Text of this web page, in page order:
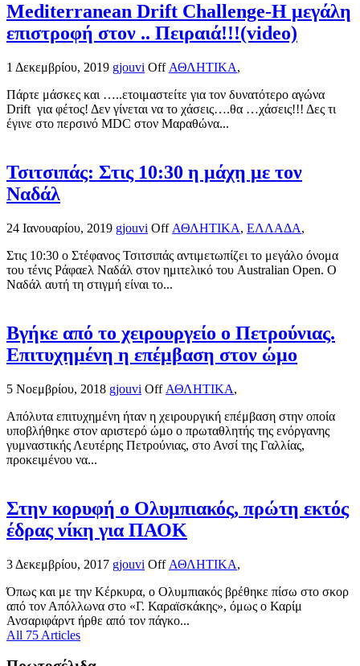
Mediterranean Drift Challenge-Η μεγάλη
επιστροφή στον .. Πειραιά!!!(video)
1 Δεκεμβρίου, 2019 gjouvi Off ΑΘΛΗΤΙΚΑ,
Πάρτε μάσκες και …..ετοιμαστείτε για τον δυνατότερο αγώνα
Drift για φέτος! Δεν γίνεται να το χάσεις….θα …χάσεις!!! Δες τι
έγινε στο περσινό MDC στον Μαραθώνα...
Τσιτσιπάς: Στις 10:30 η μάχη με τον
Ναδάλ
24 Ιανουαρίου, 2019 gjouvi Off ΑΘΛΗΤΙΚΑ, ΕΛΛΑΔΑ,
Στις 10:30 ο Στέφανος Τσιτσιπάς αντιμετωπίζει το μεγάλο όνομα
του τένις Ράφαελ Ναδάλ στον ημιτελικό του Australian Open. Ο
Ναδάλ αυτή τη στιγμή είναι το...
Βγήκε από το χειρουργείο ο Πετρούνιας.
Επιτυχημένη η επέμβαση στον ώμο
5 Νοεμβρίου, 2018 gjouvi Off ΑΘΛΗΤΙΚΑ,
Απόλυτα επιτυχημένη ήταν η χειρουργική επέμβαση στην οποία
υποβλήθηκε στον αριστερό ώμο ο πρωταθλητής της ενόργανης
γυμναστικής Λευτέρης Πετρούνιας, στο Ανσί της Γαλλίας,
προκειμένου να...
Στην κορυφή ο Ολυμπιακός, πρώτη εκτός
έδρας νίκη για ΠΑΟΚ
3 Δεκεμβρίου, 2017 gjouvi Off ΑΘΛΗΤΙΚΑ,
Όπως και με την Κέρκυρα, ο Ολυμπιακός βρέθηκε πίσω στο σκορ
από τον Απόλλωνα στο «Γ. Καραϊσκάκης», όμως ο Καρίμ
Ανσαριφάρντ ήρθε από τον πάγκο...
All 75 Articles